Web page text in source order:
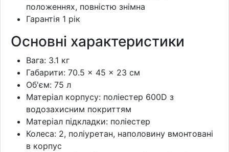
положеннях, повністю знімна
Гарантія 1 рік
Основні характеристики
Вага: 3.1 кг
Габарити: 70.5 × 45 × 23 см
Об'єм: 75 л
Матеріал корпусу: поліестер 600D з
водозахисним покриттям
Матеріал підкладки: поліестер
Колеса: 2, поліуретан, наполовину вмонтовані
в корпус